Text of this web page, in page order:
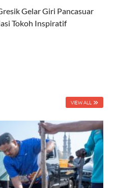
Gelar Giri Pancasuar
Tokoh Inspiratif
VIEW ALL